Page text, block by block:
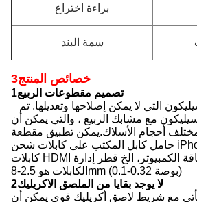
براءة اختراع
سمة البند
3خصائص المنتج
1تصميم مقطوعات الربيع
التي لا يمكن إصلاحها وتعديلها. تم
مع مشابك الربيع ، والتي يمكن أن
أحجام الأسلاك.يمكن تطبيق مقطعة
حامل كابل المكتب على كابلات شحن iPhone، كابلات USB،
كابلات HDMI سميكة، كابلات الطاقة الكمبيوتر، الخ قطر إدارة
الكابلات هو 2.5-8mm (0.1-0.32 بوصة)
2لا يوجد بقايا من الملصق الاكريليك
مع شريط لاصق أكريليك قوي يمكن أن